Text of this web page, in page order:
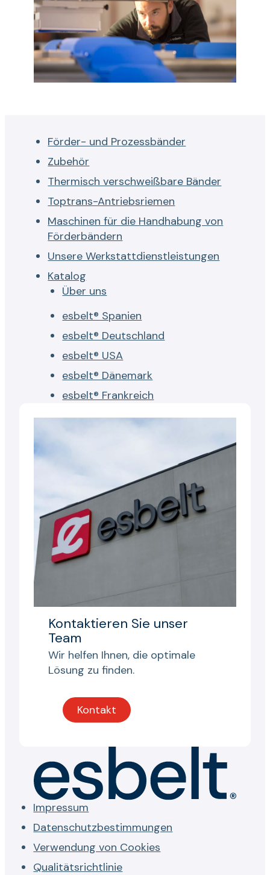
Förder- und Prozessbänder
Zubehör
Thermisch verschweißbare Bänder
Toptrans-Antriebsriemen
Maschinen für die Handhabung von
Förderbändern
Unsere Werkstattdienstleistungen
Katalog
Über uns
esbelt® Spanien
esbelt® Deutschland
esbelt® USA
esbelt® Dänemark
esbelt® Frankreich
Kontaktieren Sie unser
Team
Wir helfen Ihnen, die optimale
Lösung zu finden.
Kontakt
Impressum
Datenschutzbestimmungen
Verwendung von Cookies
Qualitätsrichtlinie